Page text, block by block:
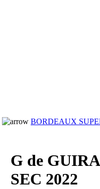
BORDEAUX
G de
SEC 2022